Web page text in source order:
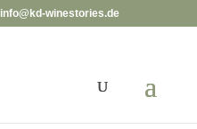
info@kd-winestories.de